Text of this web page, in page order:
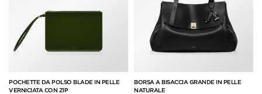
POCHETTE DA POLSO BLADE IN PELLE
VERNICIATA CON ZIP
BORSA A BISACCIA GRANDE IN PELLE
NATURALE